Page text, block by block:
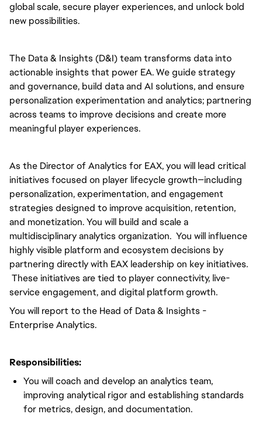
global scale, secure player experiences, and unlock bold
new possibilities.
The Data & Insights (D&I) team transforms data into
actionable insights that power EA. We guide strategy
and governance, build data and AI solutions, and ensure
personalization experimentation and analytics; partnering
across teams to improve decisions and create more
meaningful player experiences.
As the Director of Analytics for EAX, you will lead critical
initiatives focused on player lifecycle growth—including
personalization, experimentation, and engagement
strategies designed to improve acquisition, retention,
and monetization. You will build and scale a
multidisciplinary analytics organization. You will influence
highly visible platform and ecosystem decisions by
partnering directly with EAX leadership on key initiatives.
These initiatives are tied to player connectivity, live-
service engagement, and digital platform growth.
You will report to the Head of Data & Insights -
Enterprise Analytics.
Responsibilities:
You will coach and develop an analytics team,
improving analytical rigor and establishing standards
for metrics, design, and documentation.